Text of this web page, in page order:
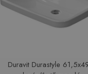
Duravit Durastyle